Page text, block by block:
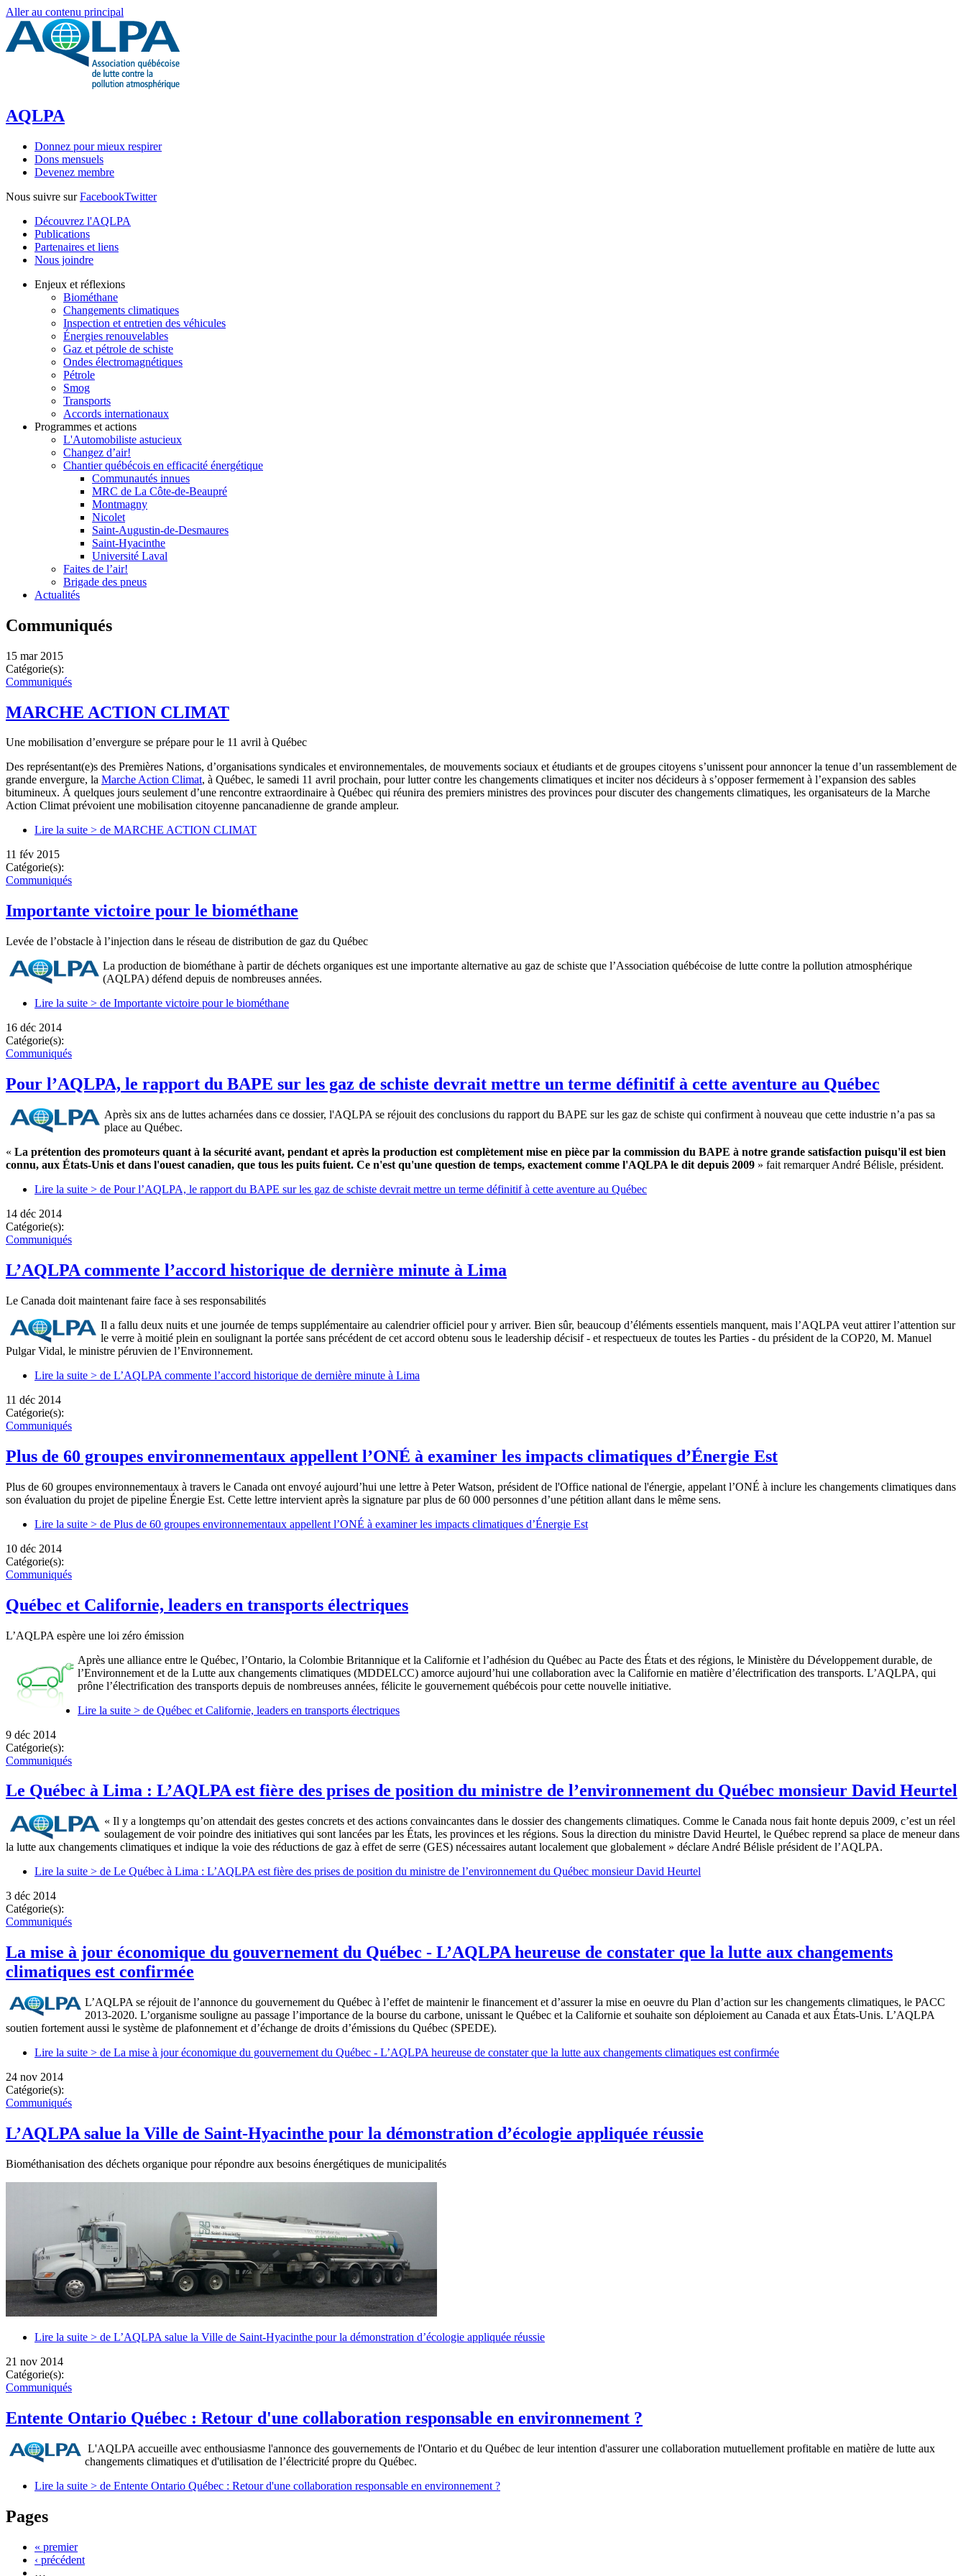
Aller au contenu principal
AQLPA
Donnez pour mieux respirer
Dons mensuels
Devenez membre
Nous suivre surFacebookTwitter
Découvrez l'AQLPA
Publications
Partenaires et liens
Nous joindre
Enjeux et réflexions
Biométhane
Changements climatiques
Inspection et entretien des véhicules
Énergies renouvelables
Gaz et pétrole de schiste
Ondes électromagnétiques
Pétrole
Smog
Transports
Accords internationaux
Programmes et actions
L'Automobiliste astucieux
Changez d’air!
Chantier québécois en efficacité énergétique
Communautés innues
MRC de La Côte-de-Beaupré
Montmagny
Nicolet
Saint-Augustin-de-Desmaures
Saint-Hyacinthe
Université Laval
Faites de l’air!
Brigade des pneus
Actualités
Communiqués
15 mar 2015
Catégorie(s):
Communiqués
MARCHE ACTION CLIMAT
Une mobilisation d’envergure se prépare pour le 11 avril à Québec
Des représentant(e)s des Premières Nations, d’organisations syndicales et environnementales, de mouvements sociaux et étudiants et de groupes citoyens s’unissent pour annoncer la tenue d’un rassemblement de
grande envergure, la Marche Action Climat, à Québec, le samedi 11 avril prochain, pour lutter contre les changements climatiques et inciter nos décideurs à s’opposer fermement à l’expansion des sables
bitumineux. À quelques jours seulement d’une rencontre extraordinaire à Québec qui réunira des premiers ministres des provinces pour discuter des changements climatiques, les organisateurs de la Marche
Action Climat prévoient une mobilisation citoyenne pancanadienne de grande ampleur.
Lire la suite > de MARCHE ACTION CLIMAT
11 fév 2015
Catégorie(s):
Communiqués
Importante victoire pour le biométhane
Levée de l’obstacle à l’injection dans le réseau de distribution de gaz du Québec
La production de biométhane à partir de déchets organiques est une importante alternative au gaz de schiste que l’Association québécoise de lutte contre la pollution atmosphérique
(AQLPA) défend depuis de nombreuses années.
Lire la suite > de Importante victoire pour le biométhane
16 déc 2014
Catégorie(s):
Communiqués
Pour l’AQLPA, le rapport du BAPE sur les gaz de schiste devrait mettre un terme définitif à cette aventure au Québec
Après six ans de luttes acharnées dans ce dossier, l'AQLPA se réjouit des conclusions du rapport du BAPE sur les gaz de schiste qui confirment à nouveau que cette industrie n’a pas sa
place au Québec.
« La prétention des promoteurs quant à la sécurité avant, pendant et après la production est complètement mise en pièce par la commission du BAPE à notre grande satisfaction puisqu'il est bien
connu, aux États-Unis et dans l'ouest canadien, que tous les puits fuient. Ce n'est qu'une question de temps, exactement comme l'AQLPA le dit depuis 2009 » fait remarquer André Bélisle, président.
Lire la suite > de Pour l’AQLPA, le rapport du BAPE sur les gaz de schiste devrait mettre un terme définitif à cette aventure au Québec
14 déc 2014
Catégorie(s):
Communiqués
L’AQLPA commente l’accord historique de dernière minute à Lima
Le Canada doit maintenant faire face à ses responsabilités
Il a fallu deux nuits et une journée de temps supplémentaire au calendrier officiel pour y arriver. Bien sûr, beaucoup d’éléments essentiels manquent, mais l’AQLPA veut attirer l’attention sur
le verre à moitié plein en soulignant la portée sans précédent de cet accord obtenu sous le leadership décisif - et respectueux de toutes les Parties - du président de la COP20, M. Manuel
Pulgar Vidal, le ministre péruvien de l’Environnement.
Lire la suite > de L’AQLPA commente l’accord historique de dernière minute à Lima
11 déc 2014
Catégorie(s):
Communiqués
Plus de 60 groupes environnementaux appellent l’ONÉ à examiner les impacts climatiques d’Énergie Est
Plus de 60 groupes environnementaux à travers le Canada ont envoyé aujourd’hui une lettre à Peter Watson, président de l'Office national de l'énergie, appelant l’ONÉ à inclure les changements climatiques dans
son évaluation du projet de pipeline Énergie Est. Cette lettre intervient après la signature par plus de 60 000 personnes d’une pétition allant dans le même sens.
Lire la suite > de Plus de 60 groupes environnementaux appellent l’ONÉ à examiner les impacts climatiques d’Énergie Est
10 déc 2014
Catégorie(s):
Communiqués
Québec et Californie, leaders en transports électriques
L’AQLPA espère une loi zéro émission
Après une alliance entre le Québec, l’Ontario, la Colombie Britannique et la Californie et l’adhésion du Québec au Pacte des États et des régions, le Ministère du Développement durable, de
l’Environnement et de la Lutte aux changements climatiques (MDDELCC) amorce aujourd’hui une collaboration avec la Californie en matière d’électrification des transports. L’AQLPA, qui
prône l’électrification des transports depuis de nombreuses années, félicite le gouvernement québécois pour cette nouvelle initiative.
Lire la suite > de Québec et Californie, leaders en transports électriques
9 déc 2014
Catégorie(s):
Communiqués
Le Québec à Lima : L’AQLPA est fière des prises de position du ministre de l’environnement du Québec monsieur David Heurtel
« Il y a longtemps qu’on attendait des gestes concrets et des actions convaincantes dans le dossier des changements climatiques. Comme le Canada nous fait honte depuis 2009, c’est un réel
soulagement de voir poindre des initiatives qui sont lancées par les États, les provinces et les régions. Sous la direction du ministre David Heurtel, le Québec reprend sa place de meneur dans
la lutte aux changements climatiques et indique la voie des réductions de gaz à effet de serre (GES) nécessaires autant localement que globalement » déclare André Bélisle président de l’AQLPA.
Lire la suite > de Le Québec à Lima : L’AQLPA est fière des prises de position du ministre de l’environnement du Québec monsieur David Heurtel
3 déc 2014
Catégorie(s):
Communiqués
La mise à jour économique du gouvernement du Québec - L’AQLPA heureuse de constater que la lutte aux changements
climatiques est confirmée
L’AQLPA se réjouit de l’annonce du gouvernement du Québec à l’effet de maintenir le financement et d’assurer la mise en oeuvre du Plan d’action sur les changements climatiques, le PACC
2013-2020. L’organisme souligne au passage l’importance de la bourse du carbone, unissant le Québec et la Californie et souhaite son déploiement au Canada et aux États-Unis. L’AQLPA
soutien fortement aussi le système de plafonnement et d’échange de droits d’émissions du Québec (SPEDE).
Lire la suite > de La mise à jour économique du gouvernement du Québec - L’AQLPA heureuse de constater que la lutte aux changements climatiques est confirmée
24 nov 2014
Catégorie(s):
Communiqués
L’AQLPA salue la Ville de Saint-Hyacinthe pour la démonstration d’écologie appliquée réussie
Biométhanisation des déchets organique pour répondre aux besoins énergétiques de municipalités
Lire la suite > de L’AQLPA salue la Ville de Saint-Hyacinthe pour la démonstration d’écologie appliquée réussie
21 nov 2014
Catégorie(s):
Communiqués
Entente Ontario Québec : Retour d'une collaboration responsable en environnement ?
L'AQLPA accueille avec enthousiasme l'annonce des gouvernements de l'Ontario et du Québec de leur intention d'assurer une collaboration mutuellement profitable en matière de lutte aux
changements climatiques et d'utilisation de l’électricité propre du Québec.
Lire la suite > de Entente Ontario Québec : Retour d'une collaboration responsable en environnement ?
Pages
« premier
‹ précédent
…